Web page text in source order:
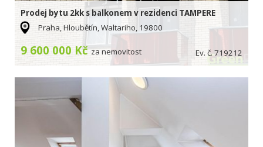
Prodej bytu 2kk s balkonem v rezidenci TAMPERE
Praha, Hloubětín, Waltariho, 19800
9 600 000 Kčza nemovitost Ev. č. 719212